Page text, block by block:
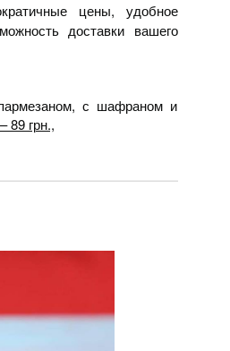
цены, удобное
доставки вашего
с шафраном и
89 грн.,